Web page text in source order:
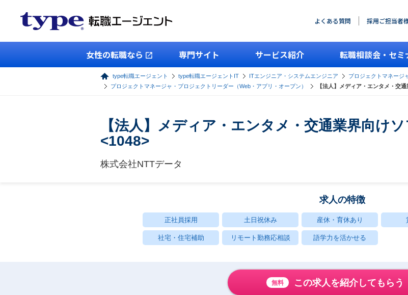
よくある質問 採用ご担当者
女性の転職なら 専門サイト サービス紹介 転職相談会・セミ
type転職エージェント type転職エージェントIT ITエンジニア・システムエンジニア
プロジェクトマネージ
プロジェクトマネージャ・プロジェクトリーダー（Web・アプリ・オープン）
【法人】メディア・エンタメ・交
【法人】メディア・エンタメ・交通業界向け
<1048>
株式会社NTTデータ
求人の特徴
正社員採用 土日祝休み 産休・育休あり
社宅・住宅補助 リモート勤務応相談 語学力を活かせる
無料 この求人を紹介してもらう